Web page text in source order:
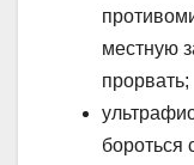
местную
прорвать;
бороться